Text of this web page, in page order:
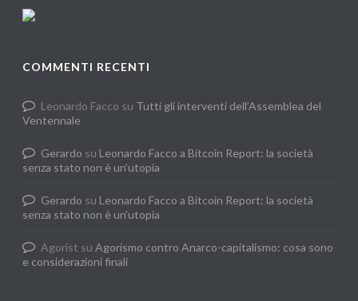
COMMENTI RECENTI
Leonardo Facco su Tutti gli interventi dell’Assemblea del
Ventennale
Gerardo su Leonardo Facco a Bitcoin Report: la società
senza stato non è un’utopia
Gerardo su Leonardo Facco a Bitcoin Report: la società
senza stato non è un’utopia
Agorist suAgorismo contro Anarco-capitalismo: cosa sono
e considerazioni finali